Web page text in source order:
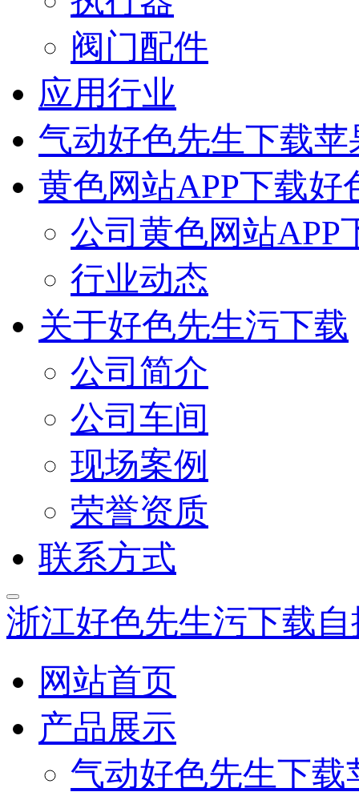
阀门配件
应用行业
气动好色先生下载
黄色网站APP下载好
公司黄色网站APP
行业动态
关于好色先生污下载
公司简介
公司车间
现场案例
荣誉资质
联系方式
浙江好色先生污下载
网站首页
产品展示
气动好色先生下